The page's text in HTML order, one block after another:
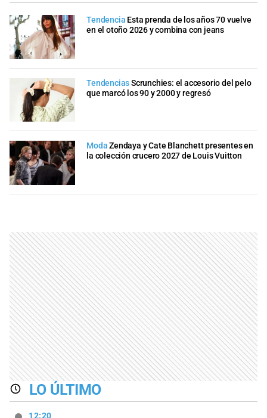
Tendencia Esta prenda de los años 70 vuelve
en el otoño 2026 y combina con jeans
TendenciasScrunchies: el accesorio del pelo
que marcó los 90 y 2000 y regresó
ModaZendaya y Cate Blanchett presentes en
la colección crucero 2027 de Louis Vuitton
LO ÚLTIMO